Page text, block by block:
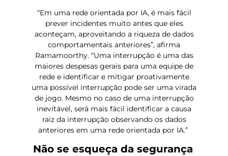
“Em uma rede orientada por IA, é mais fácil
prever incidentes muito antes que eles
aconteçam, aproveitando a riqueza de dados
comportamentais anteriores”, afirma
Ramamoorthy. “Uma interrupção é uma das
maiores despesas gerais para uma equipe de
rede e identificar e mitigar proativamente
uma possível interrupção pode ser uma virada
de jogo. Mesmo no caso de uma interrupção
inevitável, será mais fácil identificar a causa
raiz da interrupção observando os dados
anteriores em uma rede orientada por IA.”
Não se esqueça da segurança